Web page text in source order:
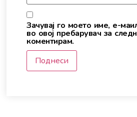
Зачувај го моето име, е-
во овој пребарувач за
коментирам.